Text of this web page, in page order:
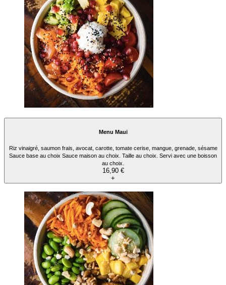
Menu Maui
Riz vinaigré, saumon frais, avocat, carotte, tomate cerise, mangue, grenade, sésame
Sauce base au choix Sauce maison au choix. Taille au choix. Servi avec une boisson
au choix.
16,90 €
+